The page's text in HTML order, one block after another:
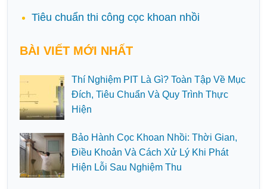
Tiêu chuẩn thi công cọc khoan nhồi
BÀI VIẾT MỚI NHẤT
Thí Nghiệm PIT Là Gì? Toàn Tập Về Mục
Đích, Tiêu Chuẩn Và Quy Trình Thực
Hiện
Bảo Hành Cọc Khoan Nhồi: Thời Gian,
Điều Khoản Và Cách Xử Lý Khi Phát
Hiện Lỗi Sau Nghiệm Thu